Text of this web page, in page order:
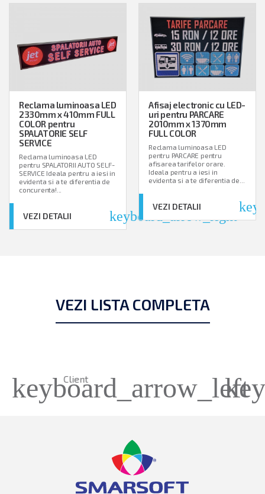
Reclama luminoasa LED
2330mm x 410mm FULL
COLOR pentru
SPALATORIE SELF
SERVICE
Reclama luminoasa LED
pentru SPALATORII AUTO SELF-
SERVICE Ideala pentru a iesi in
evidenta si a te diferentia de
concurenta!...
VEZI DETALII keyboard_arrow_right
Afisaj electronic cu LED-
uri pentru PARCARE
2010mm x 1370mm
FULL COLOR
Reclama luminoasa LED
pentru PARCARE pentru
afisarea tarifelor orare.
Ideala pentru a iesi in
evidenta si a te diferentia de...
VEZI DETALII
VEZI LISTA COMPLETA
keyboard_arrow_left